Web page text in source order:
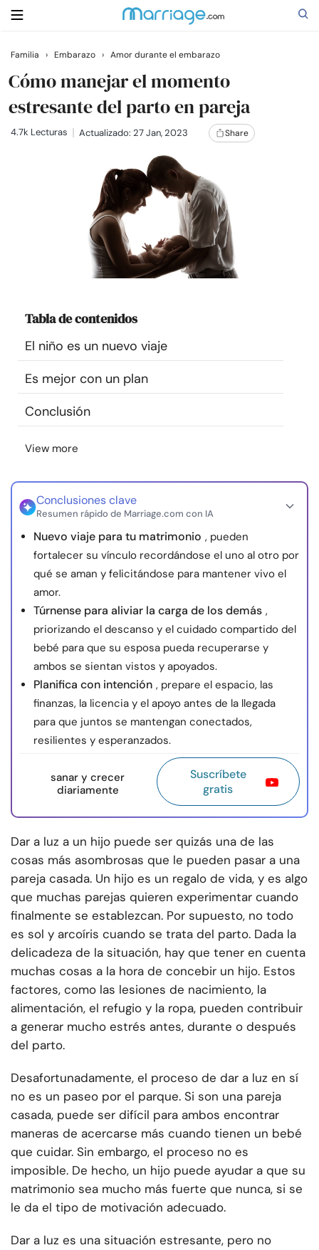
Buscar
Casarse
Recursos
Comunidad
Encuentra un terapeuta
Idioma
Sobre nosotros Contáctanos Escríbenos
nosotros
© Copyright 2026. Todos los derechos reservados.
Familia › Embarazo › Amor durante el embarazo
Cómo manejar el momento
estresante del parto en pareja
4.7k Lecturas Actualizado: 27 Jan, 2023 Share
Tabla de contenidos
El niño es un nuevo viaje
Es mejor con un plan
Conclusión
View more
Conclusiones clave
Resumen rápido de Marriage.com con IA
Nuevo viaje para tu matrimonio , pueden
fortalecer su vínculo recordándose el uno al otro por
qué se aman y felicitándose para mantener vivo el
amor.
Túrnense para aliviar la carga de los demás ,
priorizando el descanso y el cuidado compartido del
bebé para que su esposa pueda recuperarse y
ambos se sientan vistos y apoyados.
Planifica con intención , prepare el espacio, las
finanzas, la licencia y el apoyo antes de la llegada
para que juntos se mantengan conectados,
resilientes y esperanzados.
sanar y crecer
diariamente
Suscríbete
gratis
Dar a luz a un hijo puede ser quizás una de las
cosas más asombrosas que le pueden pasar a una
pareja casada. Un hijo es un regalo de vida, y es algo
que muchas parejas quieren experimentar cuando
finalmente se establezcan. Por supuesto, no todo
es sol y arcoíris cuando se trata del parto. Dada la
delicadeza de la situación, hay que tener en cuenta
muchas cosas a la hora de concebir un hijo. Estos
factores, como las lesiones de nacimiento, la
alimentación, el refugio y la ropa, pueden contribuir
a generar mucho estrés antes, durante o después
del parto.
Desafortunadamente, el proceso de dar a luz en sí
no es un paseo por el parque. Si son una pareja
casada, puede ser difícil para ambos encontrar
maneras de acercarse más cuando tienen un bebé
que cuidar. Sin embargo, el proceso no es
imposible. De hecho, un hijo puede ayudar a que su
matrimonio sea mucho más fuerte que nunca, si se
le da el tipo de motivación adecuado.
Dar a luz es una situación estresante, pero no